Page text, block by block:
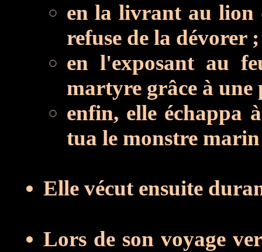
en la livrant au lion
refuse de la dévorer ;
en l'exposant au
martyre grâce à
enfin, elle échappa
tua le monstre
Elle vécut ensuite
Lors de son voyage